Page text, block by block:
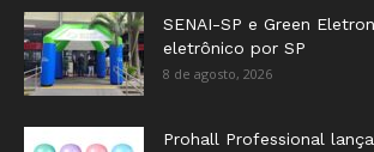
SENAI-SP e Green
eletrônico por SP
8 de agosto, 2026
Prohall Professional